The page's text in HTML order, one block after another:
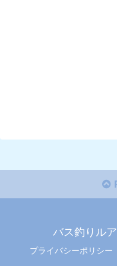
バス釣りル
プライバシーポリシー